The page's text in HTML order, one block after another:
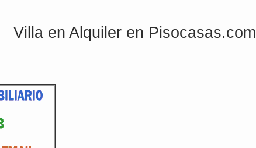
Villa en Alquiler en Pisocasas.com